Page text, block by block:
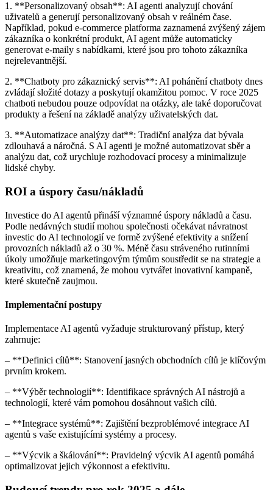
1. **Personalizovaný obsah**: AI agenti analyzují chování
uživatelů a generují personalizovaný obsah v reálném čase.
Například, pokud e-commerce platforma zaznamená zvýšený zájem
zákazníka o konkrétní produkt, AI agent může automaticky
generovat e-maily s nabídkami, které jsou pro tohoto zákazníka
nejrelevantnější.
2. **Chatboty pro zákaznický servis**: AI pohánění chatboty dnes
zvládají složité dotazy a poskytují okamžitou pomoc. V roce 2025
chatboti nebudou pouze odpovídat na otázky, ale také doporučovat
produkty a řešení na základě analýzy uživatelských dat.
3. **Automatizace analýzy dat**: Tradiční analýza dat bývala
zdlouhavá a náročná. S AI agenti je možné automatizovat sběr a
analýzu dat, což urychluje rozhodovací procesy a minimalizuje
lidské chyby.
ROI a úspory času/nákladů
Investice do AI agentů přináší významné úspory nákladů a času.
Podle nedávných studií mohou společnosti očekávat návratnost
investic do AI technologií ve formě zvýšené efektivity a snížení
provozních nákladů až o 30 %. Méně času stráveného rutinními
úkoly umožňuje marketingovým týmům soustředit se na strategie a
kreativitu, což znamená, že mohou vytvářet inovativní kampaně,
které skutečně zaujmou.
Implementační postupy
Implementace AI agentů vyžaduje strukturovaný přístup, který
zahrnuje:
– **Definici cílů**: Stanovení jasných obchodních cílů je klíčovým
prvním krokem.
– **Výběr technologií**: Identifikace správných AI nástrojů a
technologií, které vám pomohou dosáhnout vašich cílů.
– **Integrace systémů**: Zajištění bezproblémové integrace AI
agentů s vaše existujícími systémy a procesy.
– **Výcvik a škálování**: Pravidelný výcvik AI agentů pomáhá
optimalizovat jejich výkonnost a efektivitu.